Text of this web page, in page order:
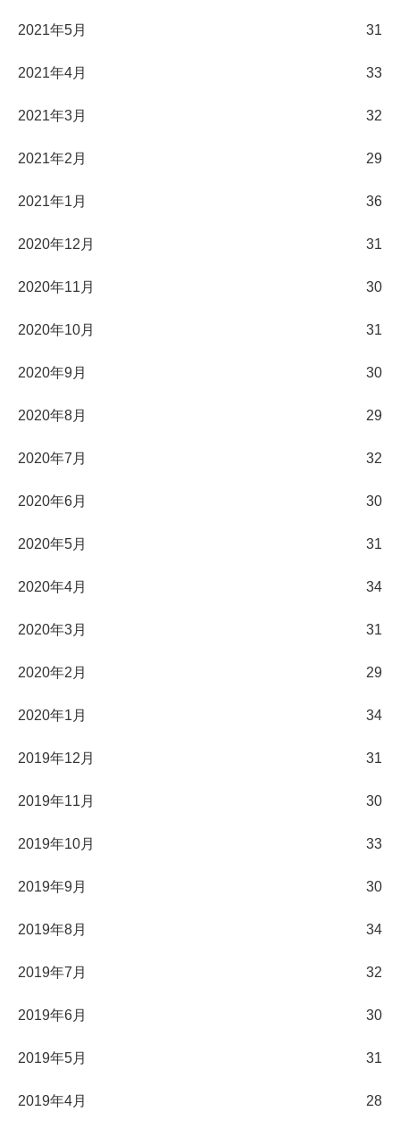
2021年5月 31
2021年4月 33
2021年3月 32
2021年2月 29
2021年1月 36
2020年12月 31
2020年11月 30
2020年10月 31
2020年9月 30
2020年8月 29
2020年7月 32
2020年6月 30
2020年5月 31
2020年4月 34
2020年3月 31
2020年2月 29
2020年1月 34
2019年12月 31
2019年11月 30
2019年10月 33
2019年9月 30
2019年8月 34
2019年7月 32
2019年6月 30
2019年5月 31
2019年4月 28